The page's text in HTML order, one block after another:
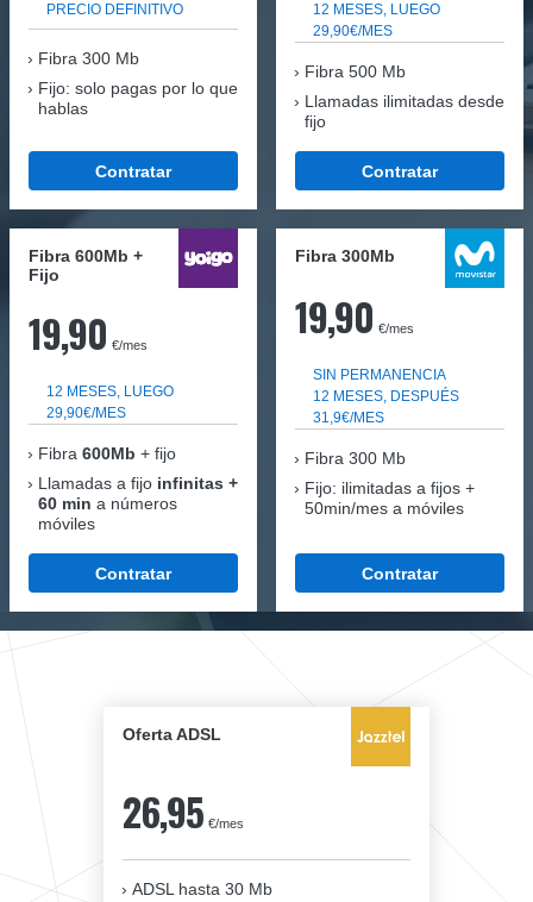
PRECIO DEFINITIVO
Fibra 300 Mb
Fijo: solo pagas por lo que
hablas
Contratar
12 MESES, LUEGO
29,90€/MES
Fibra 500 Mb
Llamadas ilimitadas desde
fijo
Contratar
Fibra 600Mb +
Fijo
19,90 €/mes
12 MESES, LUEGO
29,90€/MES
Fibra 600Mb + fijo
Llamadas a fijo infinitas +
60 min a números
móviles
Contratar
Fibra 300Mb
19,90 €/mes
SIN PERMANENCIA
12 MESES, DESPUÉS
31,9€/MES
Fibra 300 Mb
Fijo: ilimitadas a fijos +
50min/mes a móviles
Contratar
Oferta ADSL
26,95 €/mes
ADSL hasta 30 Mb